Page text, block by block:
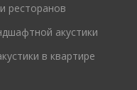
ресторанов
акустики
в квартире